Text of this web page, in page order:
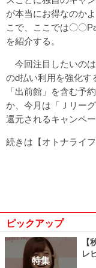
が本当にお得なのか
こで、ここでは〇〇
を紹介する。
今回注目したいの
のd払い利用を強化す
「出前館」を含む予
か、今月は「Ｊリー
還元されるキャンペ
続きは【オトナライ
ピックアップ
特集
レ